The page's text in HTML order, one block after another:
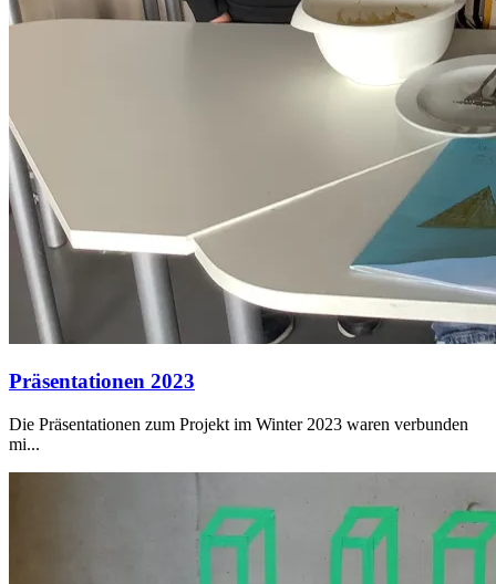
Präsentationen 2023
Die Präsentationen zum Projekt im Winter 2023 waren verbunden
mi...